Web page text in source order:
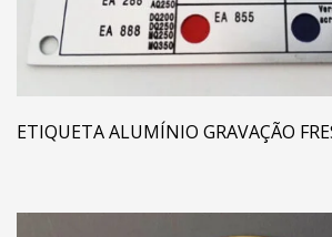
ETIQUETA ALUMÍNIO GRAVAÇÃO